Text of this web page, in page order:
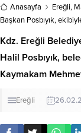
Anasayfa Ereğli,
Başkan Posbıyık,
Kdz. Ereğli
Halil Posbıyık,
Kaymakam
Ereğli